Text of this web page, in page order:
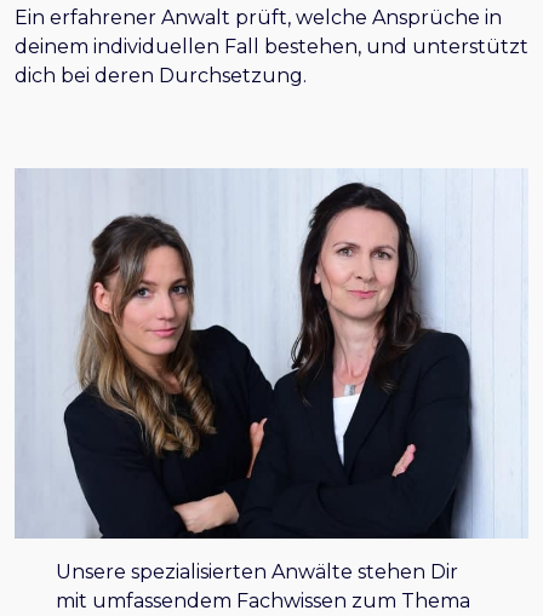
Ein erfahrener Anwalt prüft, welche Ansprüche in
deinem individuellen Fall bestehen, und unterstützt
dich bei deren Durchsetzung.
Unsere spezialisierten Anwälte stehen Dir
mit umfassendem Fachwissen zum Thema